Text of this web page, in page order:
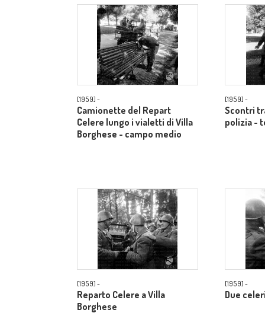
[1959] -
Camionette del Repart
Celere lungo i vialetti di Villa
Borghese - campo medio
[1959] -
Scontri
polizia -
[1959] -
Reparto Celere a Villa
Borghese
[1959] -
Due